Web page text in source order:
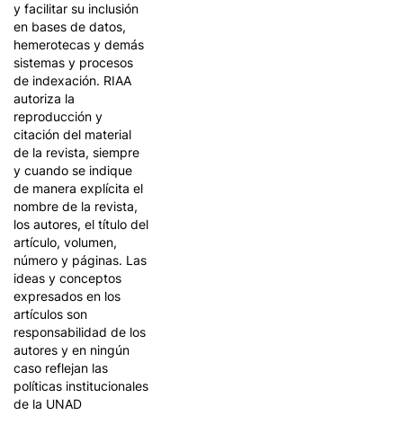
y facilitar su inclusión
en bases de datos,
hemerotecas y demás
sistemas y procesos
de indexación. RIAA
autoriza la
reproducción y
citación del material
de la revista, siempre
y cuando se indique
de manera explícita el
nombre de la revista,
los autores, el título del
artículo, volumen,
número y páginas. Las
ideas y conceptos
expresados en los
artículos son
responsabilidad de los
autores y en ningún
caso reflejan las
políticas institucionales
de la UNAD